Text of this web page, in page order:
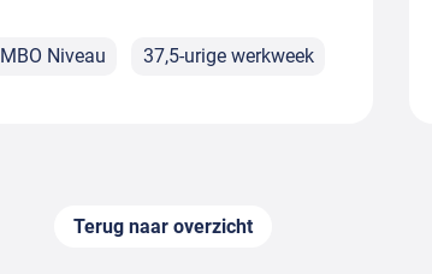
MBO Niveau 37,5-urige werkweek
Terug naar overzicht